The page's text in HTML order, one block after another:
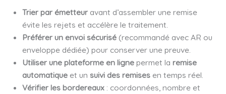
Trier par émetteuravant d’assembler une remise
évite les rejets et accélère le traitement.
Préférer un envoi sécurisé(recommandé avec AR ou
enveloppe dédiée) pour conserver une preuve.
Utiliser une plateforme en lignepermet la remise
automatiqueet un suivi des remisesen temps réel.
Vérifier les bordereaux: coordonnées, nombre et